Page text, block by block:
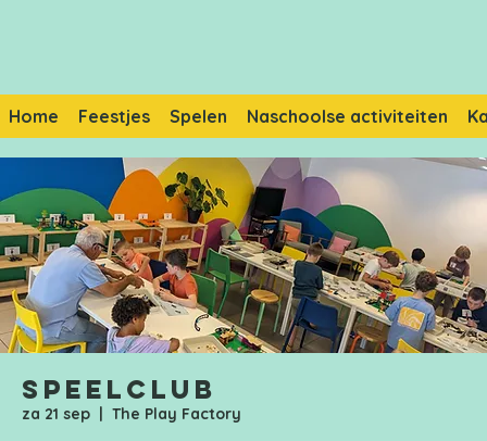
Home Feestjes Spelen Naschoolse activiteiten
Speelclub
za 21 sep
  |
The Play Factory